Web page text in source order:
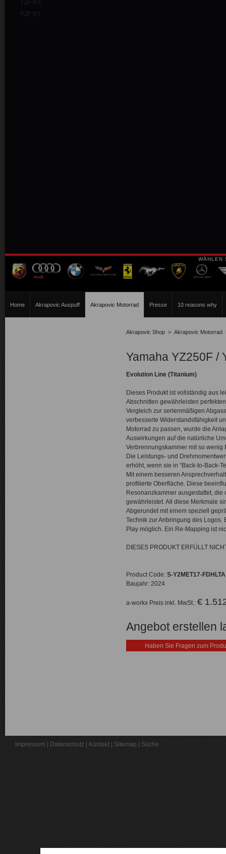
WÄHLEN
Home Akrapovic Auspuff Akrapovic Motorrad Presse 10 reasons why
YZF R3
YZF R1
Akrapovic Shop > Akrapovic Motorrad
Yamaha YZ250F /
Evolution Line (Titanium)
Dieses Produkt ist vollständig aus
Abschnitten gewährleisten
Vergleich zur serienmäßigen
verbesserte Widerstandsfähigkeit
Motorrad zu passen, wurde die
Auswirkungen auf die natürliche
Verbrennungskammer mit so
Die Leistungs- und
erhöht, wenn sie in “Back-to-Back-
Mit einem besseren
profilierte Oberfläche. Diese
Resonanzkammer ausgestattet,
gewährleistet. All diese Merkmale
Abgerundet mit einem speziell
Technik zur Anbringung des
Play möglich. Ein Re-Mapping ist
DIESES PRODUKT ERFÜLLT
Product Code: S-Y2MET17-FDHLTA
Baujahr: 2024
a-workx Preis inkl. MwSt.: €
Angebot erstellen
Haben Sie Fragen zum
Impressum Datenschutz Kontakt Sitemap Suche